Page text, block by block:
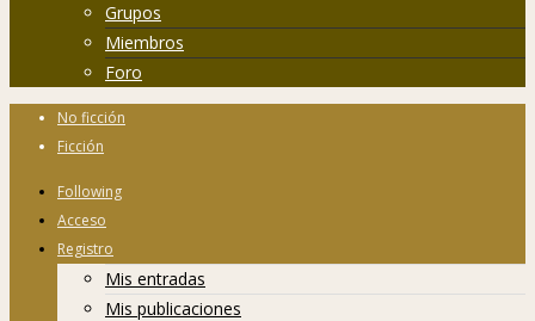
Grupos
Miembros
Foro
No ficción
Ficción
Following
Acceso
Registro
Mis entradas
Mis publicaciones